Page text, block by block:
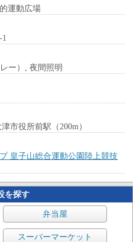
運動広場
1
ー）, 夜間照明
市役所前駅（200m）
皇子山総合運動公園陸上競技
を探す
弁当屋
スーパーマーケット